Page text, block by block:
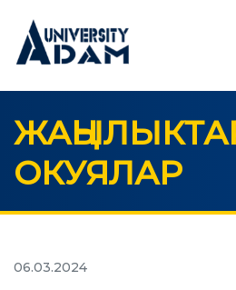
Русский Кыргызча English
БАШКЫ БЕТ
АБИТУРИЕНТТЕРГЕ
ОКУЯЛАР
06.03.2024